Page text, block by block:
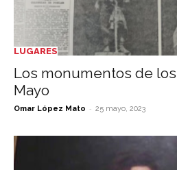
LUGARES
Los monumentos de
Mayo
Omar López Mato - 25 mayo, 2023